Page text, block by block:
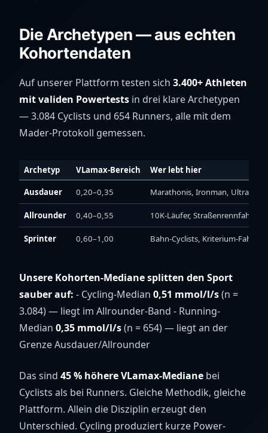
Die Archetypen — aus echten
Kohortendaten
Auf unserer Plattform testen sich 3.400+ Athleten
mit validen Powertests in drei klare Archetypen
— 3.084 Cyclists und 654 Runners, alle mit dem
Mader-Protokoll gemessen.
Archetyp VLamax-Bereich Wer lebt hier
Ausdauer 0,20–0,35 Marathonis, Ironman, Ultra, GC-
Allrounder 0,40–0,55 10K-Läufer, Straßenrennfahrer
Sprinter 0,60–1,00 Bahn-Cyclists, Kriterium-
Unsere Kohorten-Mediane splitten den Sport
sauber auf: - Cycling-Median 0,51 mmol/l/s(n =
3.084) — liegt im Allrounder-Band - Running-
Median 0,35 mmol/l/s(n = 654) — liegt an der
Grenze Ausdauer/Allrounder
Das sind 45 % höhere VLamax-Mediane bei
Cyclists als bei Runners. Gleiche Methodik, gleiche
Plattform. Allein die Disziplin erzeugt den
Unterschied. Cycling produziert kurze Power-